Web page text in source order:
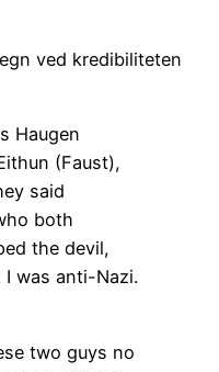
ved kredibiliteten
Haugen
(Faust),
said
both
the devil,
was anti-Nazi.
two guys no